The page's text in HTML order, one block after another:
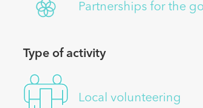
Partnerships for the
Type of activity
Local volunteering